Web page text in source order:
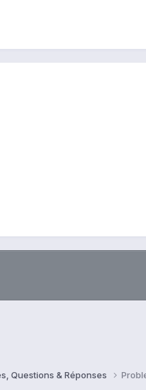
Questions & Réponses